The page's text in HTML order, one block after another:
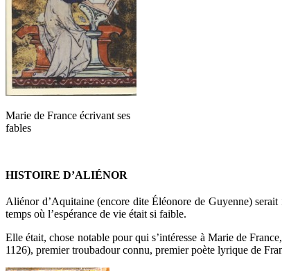
Marie de France écrivant ses
fables
HISTOIRE D’ALIÉNOR
Aliénor d’Aquitaine (encore dite Éléonore de Guyenne)
temps où l’espérance de vie était si faible.
Elle était, chose notable pour qui s’intéresse à Marie de
1126), premier troubadour connu, premier poète lyrique de